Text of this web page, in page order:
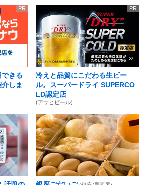
PR
できる
しま
PR
冷えと品質にこだわる生ビー
ル。スーパードライ SUPERCO
LD認定店
(アサヒビール)